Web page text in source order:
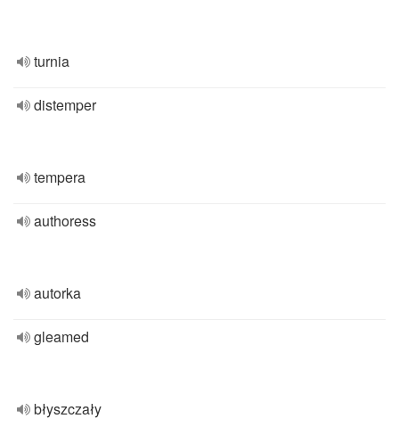
turnia
distemper
tempera
authoress
autorka
gleamed
błyszczały